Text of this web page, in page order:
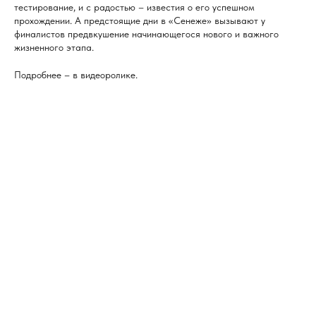
тестирование, и с радостью – известия о его успешном
прохождении. А предстоящие дни в «Сенеже» вызывают у
финалистов предвкушение начинающегося нового и важного
жизненного этапа.
Подробнее – в видеоролике.